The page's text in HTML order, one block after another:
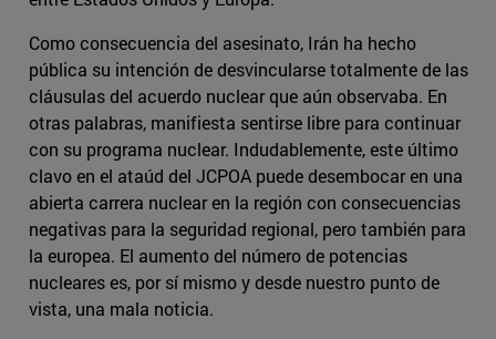
Como consecuencia del asesinato, Irán ha hecho
pública su intención de desvincularse totalmente de las
cláusulas del acuerdo nuclear que aún observaba. En
otras palabras, manifiesta sentirse libre para continuar
con su programa nuclear. Indudablemente, este último
clavo en el ataúd del JCPOA puede desembocar en una
abierta carrera nuclear en la región con consecuencias
negativas para la seguridad regional, pero también para
la europea. El aumento del número de potencias
nucleares es, por sí mismo y desde nuestro punto de
vista, una mala noticia.